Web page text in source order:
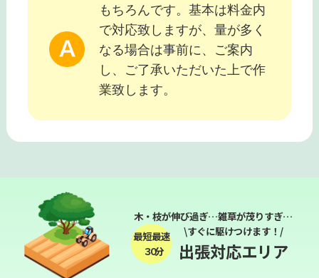
もちろんです。基本は料金内
で対応致しますが、量が多く
なる場合は事前に、ご案内
し、ご了承いただいた上で作
業致します。
木・枝が伸び過ぎ…雑草が茂りすぎ…
最短最速
３０分
\すぐに駆けつけます！/
出張対応エリア